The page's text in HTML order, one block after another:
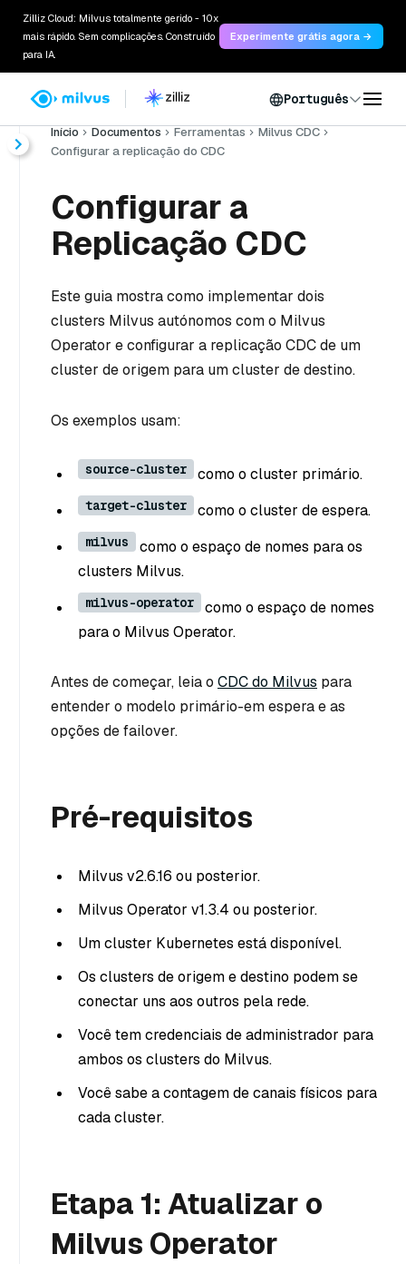
Zilliz Cloud: Milvus totalmente gerido - 10x
mais rápido. Sem complicações. Construído
para IA.
Experimente grátis agora →
Português
Início Documentos Ferramentas
Milvus CDC
Configurar a replicação do CDC
Configurar a
Replicação CDC
Este guia mostra como implementar dois
clusters Milvus autónomos com o Milvus
Operator e configurar a replicação CDC de um
cluster de origem para um cluster de destino.
Os exemplos usam:
source-cluster como o cluster primário.
target-cluster como o cluster de espera.
milvus
como o espaço de nomes para os
clusters Milvus.
milvus-operator
como o espaço de nomes
para o Milvus Operator.
Antes de começar, leia o CDC do Milvus para
entender o modelo primário-em espera e as
opções de failover.
Pré-requisitos
Milvus v2.6.16 ou posterior.
Milvus Operator v1.3.4 ou posterior.
Um cluster Kubernetes está disponível.
Os clusters de origem e destino podem se
conectar uns aos outros pela rede.
Você tem credenciais de administrador para
ambos os clusters do Milvus.
Você sabe a contagem de canais físicos para
cada cluster.
Etapa 1: Atualizar o
Milvus Operator